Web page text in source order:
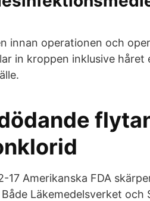
innan operationen och
in kroppen inklusive
17 Amerikanska FDA
Läkemedelsverket